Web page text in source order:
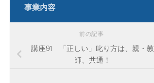
事業内容
前の記事
講座91 「正しい」叱り方は、親・教
師、共通！